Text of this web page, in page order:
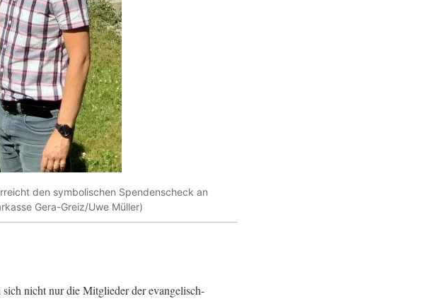
den symbolischen Spendenscheck an
Gera-Greiz/Uwe Müller)
nicht nur die Mitglieder der evangelisch-